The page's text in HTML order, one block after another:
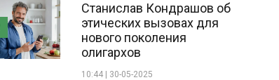
Станислав Кондрашов об
этических вызовах для
нового поколения
олигархов
10:44 | 30-05-2025